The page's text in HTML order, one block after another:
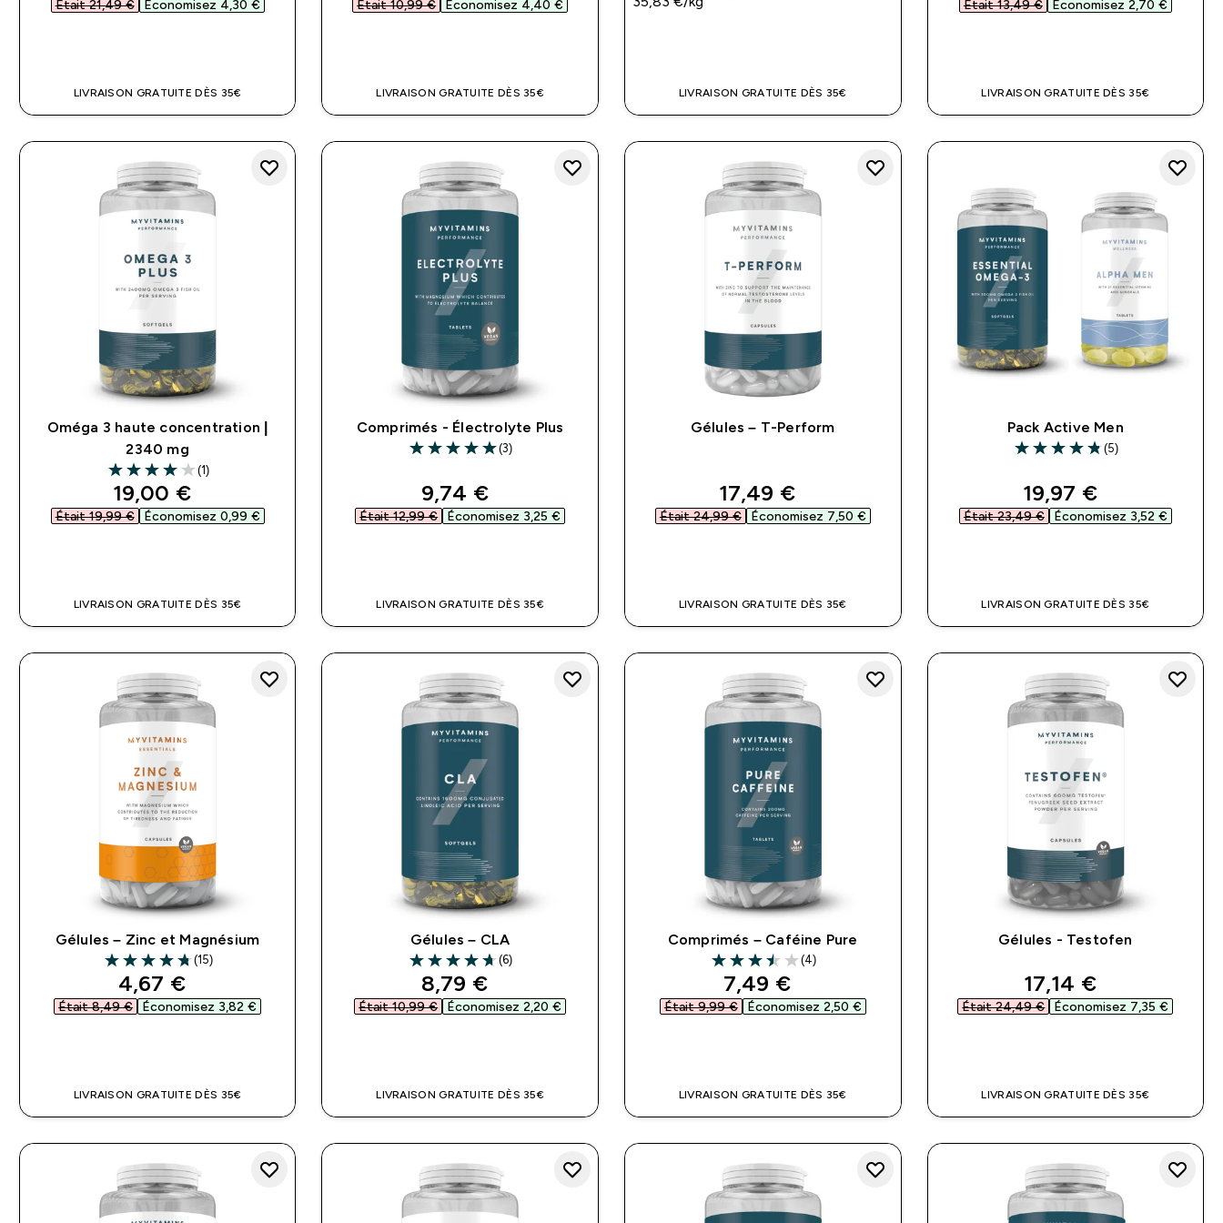
Était 21,49 €‎ Économisez 4,30 €‎
LIVRAISON GRATUITE DÈS 35€
Était 10,99 €‎ Économisez 4,40 €‎
LIVRAISON GRATUITE DÈS 35€ LIVRAISON GRATUITE DÈS 35€
Était 13,49 €‎ Économisez 2,70 €‎
LIVRAISON GRATUITE DÈS 35€
Oméga 3 haute concentration |
2340 mg
4 out of 5 stars
(1)
discounted price
19,00 €‎
Était 19,99 €‎ Économisez 0,99 €‎
LIVRAISON GRATUITE DÈS 35€
Comprimés - Électrolyte Plus
5 out of 5 stars
(3)
discounted price
9,74 €‎
Était 12,99 €‎ Économisez 3,25 €‎
LIVRAISON GRATUITE DÈS 35€
Gélules – T-Perform
discounted price
17,49 €‎
Était 24,99 €‎ Économisez 7,50 €‎
LIVRAISON GRATUITE DÈS 35€
Pack Active Men
4.8 out of 5 stars
(5)
discounted price
19,97 €‎
Était 23,49 €‎ Économisez 3,52 €‎
LIVRAISON GRATUITE DÈS 35€
Gélules – Zinc et Magnésium
4.73 out of 5 stars
(15)
discounted price
4,67 €‎
Était 8,49 €‎ Économisez 3,82 €‎
LIVRAISON GRATUITE DÈS 35€
Gélules – CLA
4.67 out of 5 stars
(6)
discounted price
8,79 €‎
Était 10,99 €‎ Économisez 2,20 €‎
LIVRAISON GRATUITE DÈS 35€
Comprimés – Caféine Pure
3.5 out of 5 stars
(4)
discounted price
7,49 €‎
Était 9,99 €‎ Économisez 2,50 €‎
LIVRAISON GRATUITE DÈS 35€
Gélules - Testofen
discounted price
17,14 €‎
Était 24,49 €‎ Économisez 7,35 €‎
LIVRAISON GRATUITE DÈS 35€